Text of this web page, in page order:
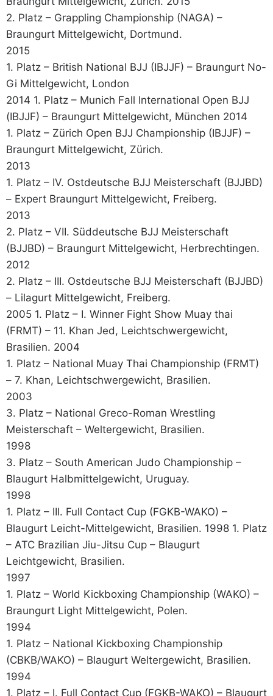
2. Platz – Grappling Championship (NAGA) –
Braungurt Mittelgewicht, Dortmund.
2015
1. Platz – British National BJJ (IBJJF) – Braungurt No-
Gi Mittelgewicht, London
2014 1. Platz – Munich Fall International Open BJJ
(IBJJF) – Braungurt Mittelgewicht, München 2014
1. Platz – Zürich Open BJJ Championship (IBJJF) –
Braungurt Mittelgewicht, Zürich.
2013
1. Platz – IV. Ostdeutsche BJJ Meisterschaft (BJJBD)
– Expert Braungurt Mittelgewicht, Freiberg.
2013
2. Platz – VII. Süddeutsche BJJ Meisterschaft
(BJJBD) – Braungurt Mittelgewicht, Herbrechtingen.
2012
2. Platz – III. Ostdeutsche BJJ Meisterschaft (BJJBD)
– Lilagurt Mittelgewicht, Freiberg.
2005 1. Platz – I. Winner Fight Show Muay thai
(FRMT) – 11. Khan Jed, Leichtschwergewicht,
Brasilien. 2004
1. Platz – National Muay Thai Championship (FRMT)
– 7. Khan, Leichtschwergewicht, Brasilien.
2003
3. Platz – National Greco-Roman Wrestling
Meisterschaft – Weltergewicht, Brasilien.
1998
3. Platz – South American Judo Championship –
Blaugurt Halbmittelgewicht, Uruguay.
1998
1. Platz – III. Full Contact Cup (FGKB-WAKO) –
Blaugurt Leicht-Mittelgewicht, Brasilien. 1998 1. Platz
– ATC Brazilian Jiu-Jitsu Cup – Blaugurt
Leichtgewicht, Brasilien.
1997
1. Platz – World Kickboxing Championship (WAKO) –
Braungurt Light Mittelgewicht, Polen.
1994
1. Platz – National Kickboxing Championship
(CBKB/WAKO) – Blaugurt Weltergewicht, Brasilien.
1994
1. Platz – I. Full Contact Cup (FGKB-WAKO) – Blaugurt